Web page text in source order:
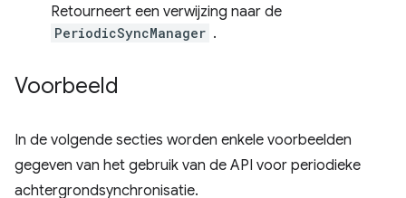
Retourneert een verwijzing naar de
PeriodicSyncManager .
Voorbeeld
In de volgende secties worden enkele voorbeelden
gegeven van het gebruik van de API voor periodieke
achtergrondsynchronisatie.